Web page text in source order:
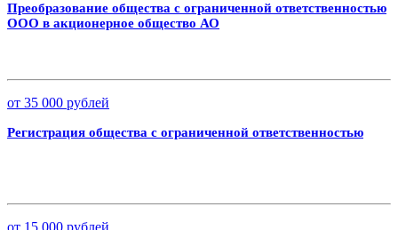
Преобразование общества с ограниченной ответственностью
ООО в акционерное общество АО
от 35 000 рублей
Регистрация общества с ограниченной ответственностью